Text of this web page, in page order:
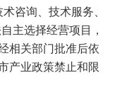
咨询、技术服务、
主选择经营项目，
相关部门批准后依
产业政策禁止和限